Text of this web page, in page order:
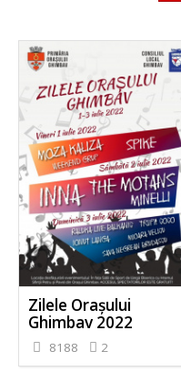
Zilele Orașului
Ghimbav 2022
8188 2